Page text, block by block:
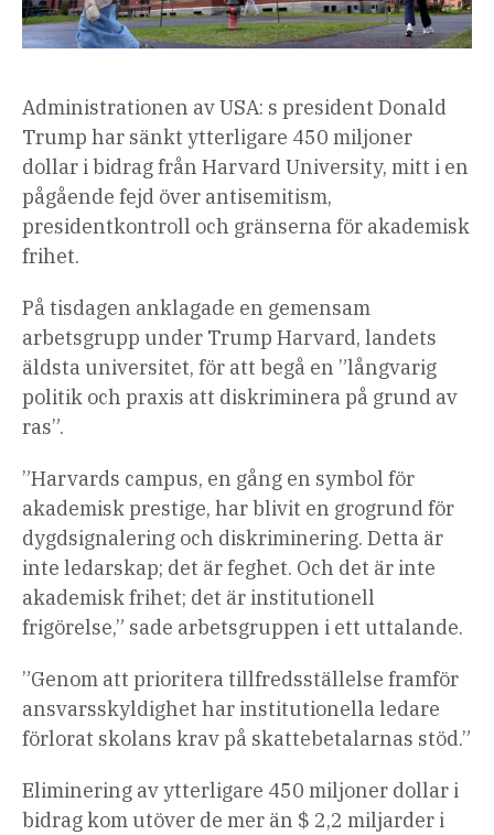
Administrationen av USA: s president Donald
Trump har sänkt ytterligare 450 miljoner
dollar i bidrag från Harvard University, mitt i en
pågående fejd över antisemitism,
presidentkontroll och gränserna för akademisk
frihet.
På tisdagen anklagade en gemensam
arbetsgrupp under Trump Harvard, landets
äldsta universitet, för att begå en ”långvarig
politik och praxis att diskriminera på grund av
ras”.
”Harvards campus, en gång en symbol för
akademisk prestige, har blivit en grogrund för
dygdsignalering och diskriminering. Detta är
inte ledarskap; det är feghet. Och det är inte
akademisk frihet; det är institutionell
frigörelse,” sade arbetsgruppen i ett uttalande.
”Genom att prioritera tillfredsställelse framför
ansvarsskyldighet har institutionella ledare
förlorat skolans krav på skattebetalarnas stöd.”
Eliminering av ytterligare 450 miljoner dollar i
bidrag kom utöver de mer än $ 2,2 miljarder i